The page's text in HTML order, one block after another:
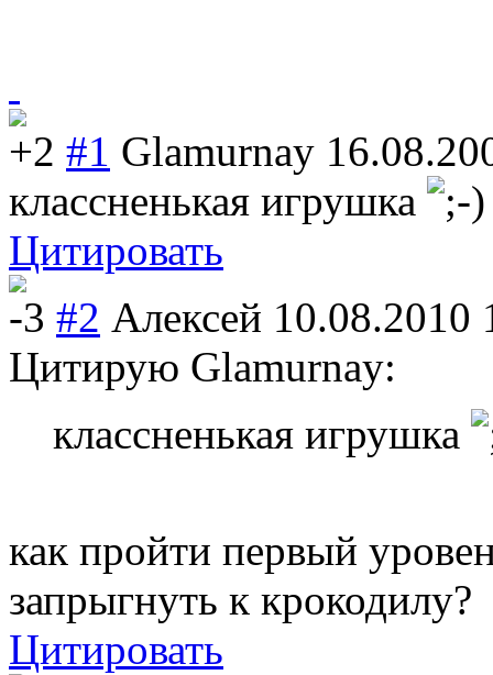
+2 #1 Glamurnay
классненькая игрушка
Цитировать
-3 #2 Алексей 10.08.2010
Цитирую Glamurnay:
классненькая игрушка
как пройти первый
запрыгнуть к крокодилу?
Цитировать